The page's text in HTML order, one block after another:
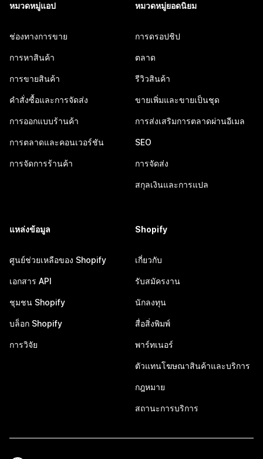
หมวดหมู่แอป
ช่องทางการขาย
การหาสินค้า
การขายสินค้า
คำสั่งซื้อและการจัดส่ง
การออกแบบร้านค้า
การตลาดและคอนเวอร์ชัน
การจัดการร้านค้า
หมวดหมู่ยอดนิยม
การดรอปชิป
ตลาด
รีวิวสินค้า
ขายเพิ่มและขายเป็นชุด
การส่งเสริมการตลาดผ่านอีเมล
SEO
การจัดส่ง
สกุลเงินและการแปล
แหล่งข้อมูล
ศูนย์ช่วยเหลือของ Shopify
เอกสาร API
ชุมชน Shopify
บล็อก Shopify
การวิจัย
Shopify
เกี่ยวกับ
รับสมัครงาน
นักลงทุน
สื่อสิ่งพิมพ์
พาร์ทเนอร์
ตัวแทนโฆษณาสินค้าและบริการ
กฎหมาย
สถานะการบริการ